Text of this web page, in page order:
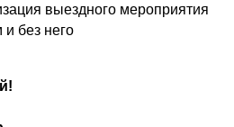
выездного мероприятия
без него